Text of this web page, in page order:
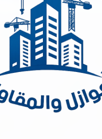
شركة تنظيف بالرياض
اسرتك تعمل فترة طويلة
، كما ان أسعارنا لا تقبل
و لدينا سيارات لنقل
بالرياض شركة تنظيف
منطقة الرياض ، لكن قبل
الأسعار فبعد
المستخدمة من قبل